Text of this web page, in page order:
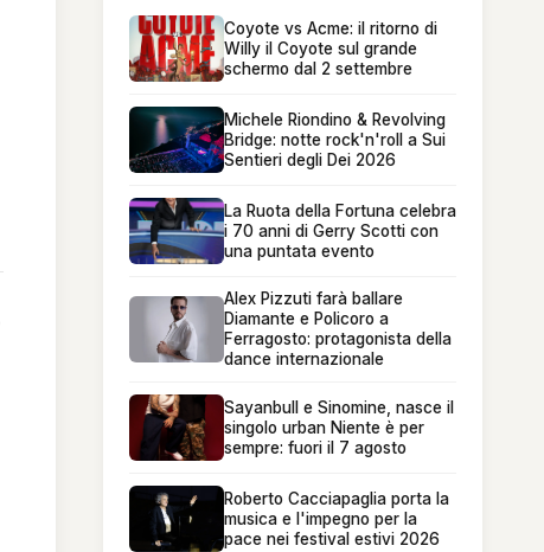
Coyote vs Acme: il ritorno di
Willy il Coyote sul grande
schermo dal 2 settembre
Michele Riondino & Revolving
Bridge: notte rock'n'roll a Sui
Sentieri degli Dei 2026
La Ruota della Fortuna celebra
i 70 anni di Gerry Scotti con
una puntata evento
Alex Pizzuti farà ballare
Diamante e Policoro a
Ferragosto: protagonista della
dance internazionale
Sayanbull e Sinomine, nasce il
singolo urban Niente è per
sempre: fuori il 7 agosto
Roberto Cacciapaglia porta la
musica e l'impegno per la
pace nei festival estivi 2026